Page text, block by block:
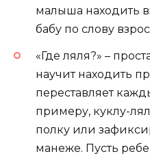
малыша находить
бабу по слову
«Где ляля?» –
научит находить
переставляет
примеру, куклу-
полку или
манеже. Пусть